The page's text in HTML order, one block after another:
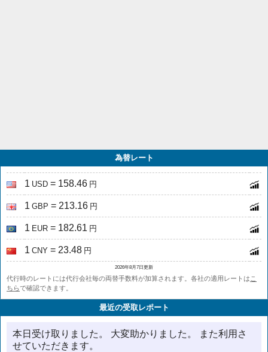
為替レート
1 USD = 158.46 円
1 GBP = 213.16 円
1 EUR = 182.61 円
1 CNY = 23.48 円
2026年8月7日更新
代行時のレートには代行会社毎の両替手数料が加算されます。各社の適用レートはこ
ちらで確認できます。
最近の受取レポート
本日受け取りました。 大変助かりました。 また利用さ
せていただきます。